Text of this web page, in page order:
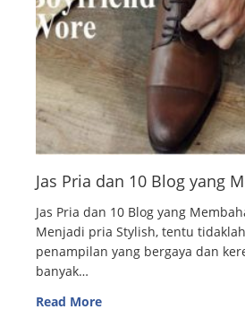
Jas Pria dan 10 Blog yang
Jas Pria dan 10 Blog yang
Menjadi pria Stylish, tentu
penampilan yang bergaya dan
banyak…
Read More